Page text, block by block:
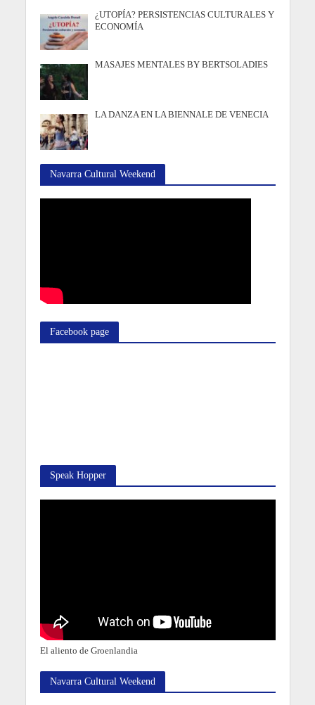
¿UTOPÍA? PERSISTENCIAS CULTURALES Y
ECONOMÍA
MASAJES MENTALES BY BERTSOLADIES
LA DANZA EN LA BIENNALE DE VENECIA
Navarra Cultural Weekend
Facebook page
Speak Hopper
El aliento de Groenlandia
Navarra Cultural Weekend